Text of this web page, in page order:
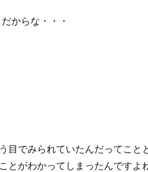
からな・・・
目でみられていたんだってこ
とがわかってしまったんですよ